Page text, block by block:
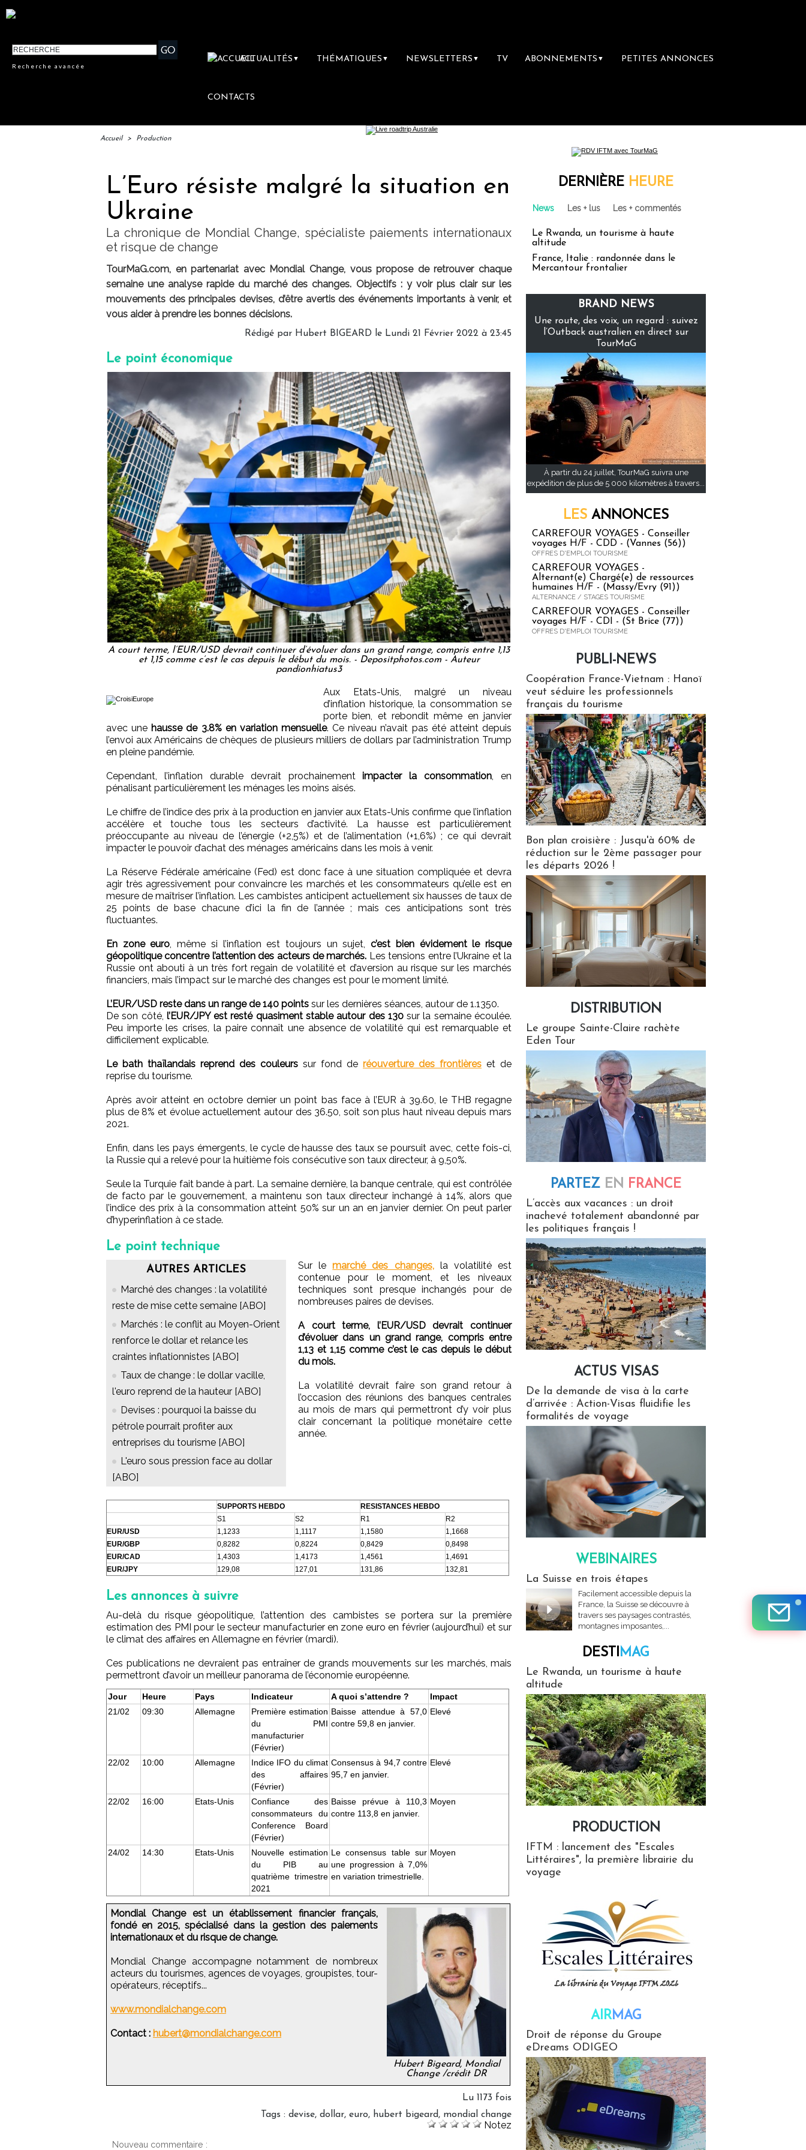
Recherche avancée
ACTUALITÉS ▼ THÉMATIQUES ▼ NEWSLETTERS ▼ TV ABONNEMENTS ▼ PETITES ANNONCES
CONTACTS
Accueil > Production
L’Euro résiste malgré la situation en
Ukraine
La chronique de Mondial Change, spécialiste paiements internationaux
et risque de change
TourMaG.com, en partenariat avec Mondial Change, vous propose de retrouver chaque
semaine une analyse rapide du marché des changes. Objectifs : y voir plus clair sur les
mouvements des principales devises, d’être avertis des événements importants à venir, et
vous aider à prendre les bonnes décisions.
Rédigé par Hubert BIGEARD le Lundi 21 Février 2022 à 23:45
Le point économique
A court terme, l’EUR/USD devrait continuer d’évoluer dans un grand range, compris entre 1,13
et 1,15 comme c’est le cas depuis le début du mois. - Depositphotos.com - Auteur
pandionhiatus3
Aux Etats-Unis, malgré un niveau
d’inflation historique, la consommation se
porte bien, et rebondit même en janvier
avec une hausse de 3.8% en variation mensuelle. Ce niveau n’avait pas été atteint depuis
l’envoi aux Américains de chèques de plusieurs milliers de dollars par l’administration Trump
en pleine pandémie.
Cependant, l’inflation durable devrait prochainement impacter la consommation , en
pénalisant particulièrement les ménages les moins aisés.
Le chiffre de l’indice des prix à la production en janvier aux Etats-Unis confirme que l’inflation
accélère et touche tous les secteurs d’activité. La hausse est particulièrement
préoccupante au niveau de l’énergie (+2,5%) et de l’alimentation (+1,6%) ; ce qui devrait
impacter le pouvoir d’achat des ménages américains dans les mois à venir.
La Réserve Fédérale américaine (Fed) est donc face à une situation compliquée et devra
agir très agressivement pour convaincre les marchés et les consommateurs qu’elle est en
mesure de maîtriser l’inflation. Les cambistes anticipent actuellement six hausses de taux de
25 points de base chacune d’ici la fin de l’année ; mais ces anticipations sont très
fluctuantes.
En zone euro , même si l’inflation est toujours un sujet,c’est bien évidement le risque
géopolitique concentre l’attention des acteurs de marchés. Les tensions entre l’Ukraine et la
Russie ont abouti à un très fort regain de volatilité et d’aversion au risque sur les marchés
financiers, mais l’impact sur le marché des changes est pour le moment limité.
L’EUR/USD reste dans un range de 140 points sur les dernières séances, autour de 1.1350.
De son côté, l’EUR/JPY est resté quasiment stable autour des 130sur la semaine écoulée.
Peu importe les crises, la paire connaît une absence de volatilité qui est remarquable et
difficilement explicable.
Le bath thaïlandais reprend des couleurs sur fond de réouverture des frontières et de
reprise du tourisme.
Après avoir atteint en octobre dernier un point bas face à l’EUR à 39.60, le THB regagne
plus de 8% et évolue actuellement autour des 36.50, soit son plus haut niveau depuis mars
2021.
Enfin, dans les pays émergents, le cycle de hausse des taux se poursuit avec, cette fois-ci,
la Russie qui a relevé pour la huitième fois consécutive son taux directeur, à 9,50%.
Seule la Turquie fait bande à part. La semaine dernière, la banque centrale, qui est contrôlée
de facto par le gouvernement, a maintenu son taux directeur inchangé à 14%, alors que
l’indice des prix à la consommation atteint 50% sur un an en janvier dernier. On peut parler
d’hyperinflation à ce stade.
Le point technique
AUTRES ARTICLES
Marché des changes : la volatilité
reste de mise cette semaine [ABO]
Marchés : le conflit au Moyen-Orient
renforce le dollar et relance les
craintes inflationnistes [ABO]
Taux de change : le dollar vacille,
l'euro reprend de la hauteur [ABO]
Devises : pourquoi la baisse du
pétrole pourrait profiter aux
entreprises du tourisme [ABO]
L'euro sous pression face au dollar
[ABO]
Sur lemarché des changes,la volatilité est
contenue pour le moment, et les niveaux
techniques sont presque inchangés pour de
nombreuses paires de devises.
A court terme, l’EUR/USD devrait continuer
d’évoluer dans un grand range, compris entre
1,13 et 1,15 comme c’est le cas depuis le début
du mois.
La volatilité devrait faire son grand retour à
l’occasion des réunions des banques centrales
au mois de mars qui permettront d’y voir plus
clair concernant la politique monétaire cette
année.
SUPPORTS HEBDO
RESISTANCES HEBDO
S1
S2 R1
R2
EUR/USD
1,1233 1,1117 1,1580
1,1668
EUR/GBP
0,8282 0,8224 0,8429
0,8498
EUR/CAD
1,4303 1,4173 1,4561
1,4691
EUR/JPY
129,08 127,01 131,86 132,81
Les annonces à suivre
Au-delà du risque géopolitique, l’attention des cambistes se portera sur la première
estimation des PMI pour le secteur manufacturier en zone euro en février (aujourd’hui) et sur
le climat des affaires en Allemagne en février (mardi).
Ces publications ne devraient pas entraîner de grands mouvements sur les marchés, mais
permettront d’avoir un meilleur panorama de l’économie européenne.
Jour Heure Pays Indicateur A quoi s’attendre ?
Impact
21/02
09:30 Allemagne
Première estimation
du PMI
manufacturier
(Février)
Baisse attendue à 57,0
contre 59,8 en janvier.
Elevé
22/02 10:00 Allemagne
Indice IFO du climat
des affaires
(Février)
Consensus à 94,7 contre
95,7 en janvier.
Elevé
22/02 16:00 Etats-Unis
Confiance des
consommateurs du
Conference Board
(Février)
Baisse prévue à 110,3
contre 113,8 en janvier.
Moyen
24/02 14:30 Etats-Unis
Nouvelle estimation
du PIB au
quatrième trimestre
2021
Le consensus table sur
une progression à 7,0%
en variation trimestrielle.
Moyen
Hubert Bigeard, Mondial
Change /crédit DR
Mondial Change est un établissement financier français,
fondé en 2015, spécialisé dans la gestion des paiements
internationaux et du risque de change.
Mondial Change accompagne notamment de nombreux
acteurs du tourismes, agences de voyages, groupistes, tour-
opérateurs, réceptifs...
www.mondialchange.com
Contact : hubert@mondialchange.com
Lu 1173 fois
Tags : devise, dollar, euro, hubert bigeard, mondial change
Notez
Nouveau commentaire :
DERNIÈRE HEURE
News Les + lus Les + commentés
Le Rwanda, un tourisme à haute
altitude
France, Italie : randonnée dans le
Mercantour frontalier
BRAND NEWS
Une route, des voix, un regard : suivez
l’Outback australien en direct sur
TourMaG
À partir du 24 juillet, TourMaG suivra une
expédition de plus de 5 000 kilomètres à travers...
LES ANNONCES
CARREFOUR VOYAGES - Conseiller
voyages H/F - CDD - (Vannes (56))
OFFRES D'EMPLOI TOURISME
CARREFOUR VOYAGES -
Alternant(e) Chargé(e) de ressources
humaines H/F - (Massy/Evry (91))
ALTERNANCE / STAGES TOURISME
CARREFOUR VOYAGES - Conseiller
voyages H/F - CDI - (St Brice (77))
OFFRES D'EMPLOI TOURISME
PUBLI-NEWS
Coopération France-Vietnam : Hanoï
veut séduire les professionnels
français du tourisme
Bon plan croisière : Jusqu'à 60% de
réduction sur le 2ème passager pour
les départs 2026 !
DISTRIBUTION
Le groupe Sainte-Claire rachète
Eden Tour
PARTEZ EN FRANCE
L’accès aux vacances : un droit
inachevé totalement abandonné par
les politiques français !
ACTUS VISAS
De la demande de visa à la carte
d’arrivée : Action-Visas fluidifie les
formalités de voyage
WEBINAIRES
La Suisse en trois étapes
Facilement accessible depuis la
France, la Suisse se découvre à
travers ses paysages contrastés,
montagnes imposantes,...
DESTIMAG
Le Rwanda, un tourisme à haute
altitude
PRODUCTION
IFTM : lancement des "Escales
Littéraires", la première librairie du
voyage
AIRMAG
Droit de réponse du Groupe
eDreams ODIGEO